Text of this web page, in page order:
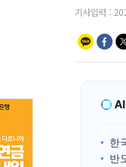
기사입력 :
한
반